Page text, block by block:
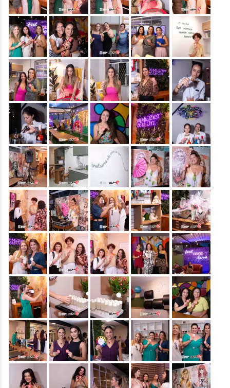
&nbsp; &nbsp; &nbsp; &nbsp; &nbsp;
&nbsp; &nbsp; &nbsp; &nbsp; &nbsp;
&nbsp; &nbsp; &nbsp; &nbsp; &nbsp;
&nbsp; &nbsp; &nbsp; &nbsp; &nbsp;
&nbsp; &nbsp; &nbsp; &nbsp; &nbsp;
&nbsp; &nbsp; &nbsp; &nbsp; &nbsp;
&nbsp; &nbsp; &nbsp; &nbsp; &nbsp;
&nbsp; &nbsp; &nbsp; &nbsp; &nbsp;
&nbsp; &nbsp; &nbsp; &nbsp; &nbsp;